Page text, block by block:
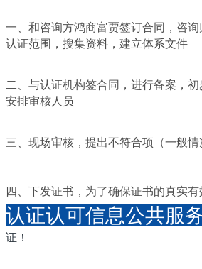
一、和咨询方鸿商富贾签订合同，咨
认证范围，搜集资料，建立体系文件
二、与认证机构签合同，进行备案，
安排审核人员
三、现场审核，提出不符合项（一般
四、下发证书，为了确保证书的真实
认证认可信息公共服
证！